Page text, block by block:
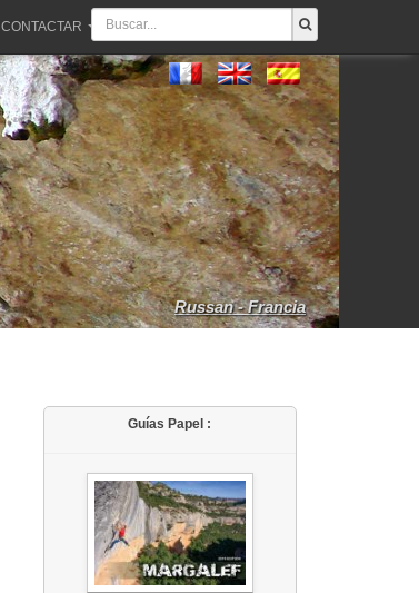
CONTACTAR
Russan - Francia
Guías Papel :